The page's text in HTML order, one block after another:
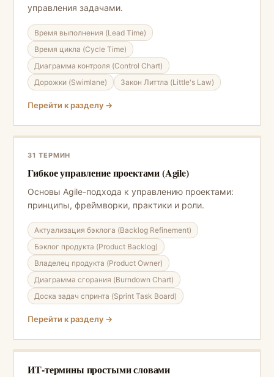
управления задачами.
Время выполнения (Lead Time)
Время цикла (Cycle Time)
Диаграмма контроля (Control Chart)
Дорожки (Swimlane)
Закон Литтла (Little's Law)
Перейти к разделу →
31 ТЕРМИН
Гибкое управление проектами (Agile)
Основы Agile-подхода к управлению проектами:
принципы, фреймворки, практики и роли.
Актуализация бэклога (Backlog Refinement)
Бэклог продукта (Product Backlog)
Владелец продукта (Product Owner)
Диаграмма сгорания (Burndown Chart)
Доска задач спринта (Sprint Task Board)
Перейти к разделу →
ИТ-термины простыми словами